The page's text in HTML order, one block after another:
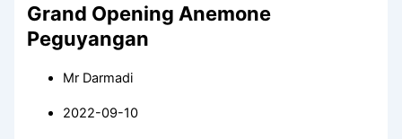
Grand Opening Anemone
Peguyangan
Mr Darmadi
2022-09-10